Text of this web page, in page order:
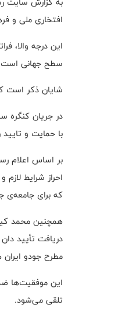
افتخاری ملی و
این درجه والا،
سطح جهانی
شایان ذکر است
با حمایت و
بر اساس اعلام
که برای
همچنین محمد
مطرح جودو
این موفقیت‌ها
تلقی می‌شود.